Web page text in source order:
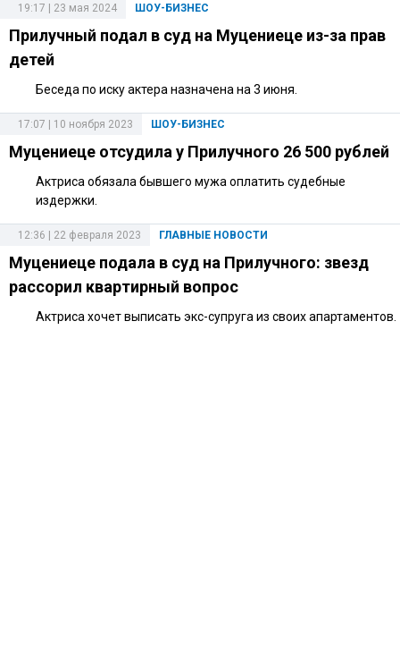
ШОУ-БИЗНЕС
19:17 | 23 мая 2024
Прилучный подал в суд на Муцениеце из-за прав
детей
Беседа по иску актера назначена на 3 июня.
ШОУ-БИЗНЕС
17:07 | 10 ноября 2023
Муцениеце отсудила у Прилучного 26 500 рублей
Актриса обязала бывшего мужа оплатить судебные
издержки.
ГЛАВНЫЕ НОВОСТИ
12:36 | 22 февраля 2023
Муцениеце подала в суд на Прилучного: звезд
рассорил квартирный вопрос
Актриса хочет выписать экс-супруга из своих апартаментов.